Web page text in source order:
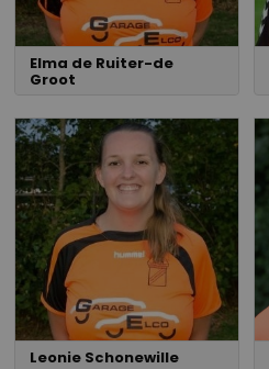
Elma de Ruiter-de
Groot
Leonie Schonewille